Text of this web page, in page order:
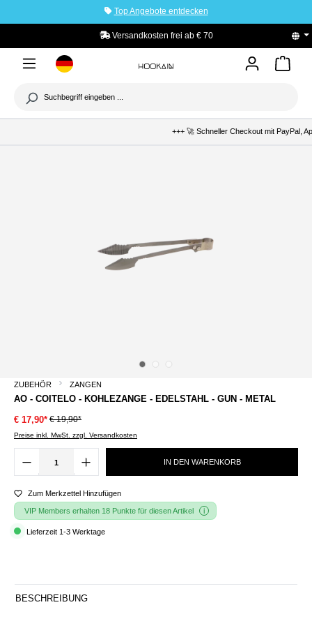
Top Angebote entdecken
Versandkosten frei ab € 70
+++ 🚀 Schneller Checkout mit PayPal,
ZUBEHÖR ZANGEN
AO - COITELO - KOHLEZANGE - EDELSTAHL - GUN - METAL
€ 17,90* € 19,90*
Preise inkl. MwSt. zzgl. Versandkosten
IN DEN WARENKORB
Zum Merkzettel Hinzufügen
VIP Members erhalten 18 Punkte für diesen Artikel
Lieferzeit 1-3 Werktage
BESCHREIBUNG